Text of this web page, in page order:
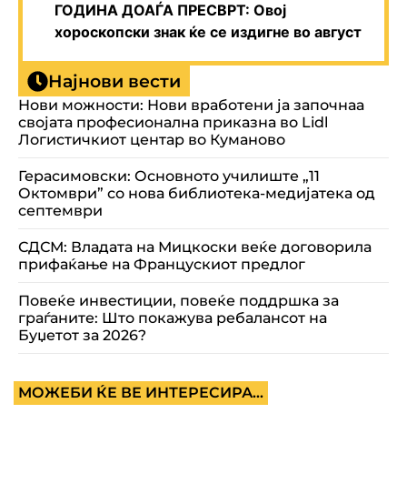
ГОДИНА ДОАЃА ПРЕСВРТ: Овој
хороскопски знак ќе се издигне во август
Најнови вести
Нови можности: Нови вработени ја започнаа
својата професионална приказна во Lidl
Логистичкиот центар во Куманово
Герасимовски: Основното училиште „11
Октомври” со нова библиотека-медијатека од
септември
СДСМ: Владата на Мицкоски веќе договорила
прифаќање на Францускиот предлог
Повеќе инвестиции, повеќе поддршка за
граѓаните: Што покажува ребалансот на
Буџетот за 2026?
МОЖЕБИ ЌЕ ВЕ ИНТЕРЕСИРА...